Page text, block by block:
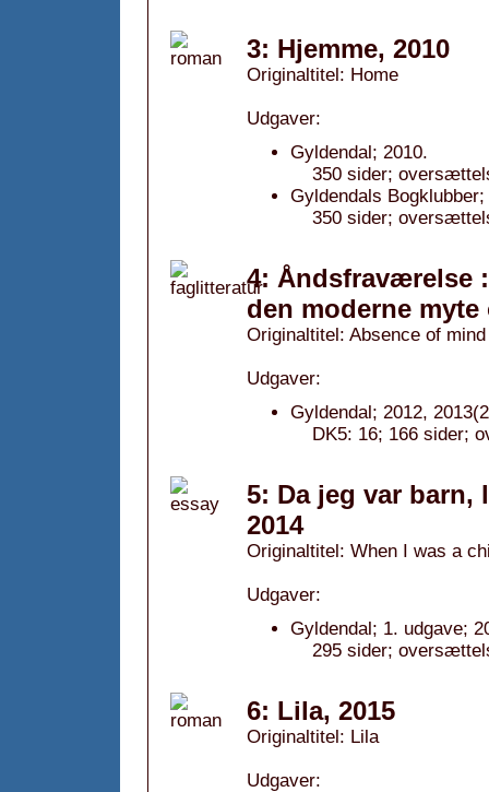
3: Hjemme, 2010
Originaltitel: Home
Udgaver:
Gyldendal; 2010.
350 sider;
Gyldendals
350 sider;
4: Åndsfraværelse
den moderne myte
Originaltitel: Absence of mind
Udgaver:
Gyldendal; 2012,
DK5: 16; 166 sider;
5: Da jeg var
2014
Originaltitel: When I was a
Udgaver:
Gyldendal; 1. udgave;
295 sider;
6: Lila, 2015
Originaltitel: Lila
Udgaver: